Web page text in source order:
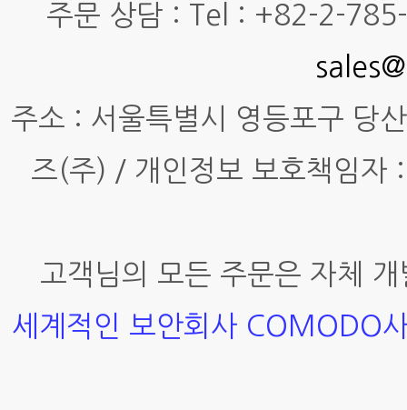
주문 상담 : Tel : +82-2-
주소 : 서울특별시 영등포구 당
즈(주) / 개인정보 보호책임
고객님의 모든 주문은 자체
세계적인 보안회사 COMODO